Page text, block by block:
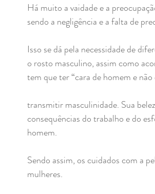
Há muito a vaidade e a
sendo a negligência e a falta de
Isso se dá pela necessidade de
o rosto masculino, assim como
tem que ter “cara de homem e
transmitir masculinidade. Sua
consequências do trabalho e do
homem.
Sendo assim, os cuidados com a
mulheres.